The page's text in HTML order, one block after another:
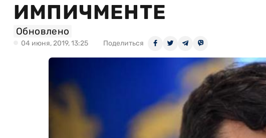
ИМПИЧМЕНТЕ
Обновлено
04 июня, 2019, 13:25 Поделиться